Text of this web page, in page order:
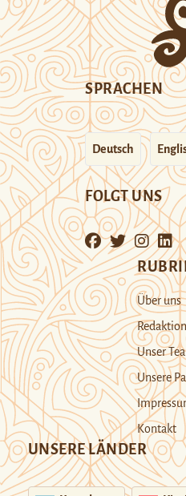
SPRACHEN
Deutsch
FOLGT UNS
Über uns
Unser
Unsere
Kontakt
UNSERE LÄNDER